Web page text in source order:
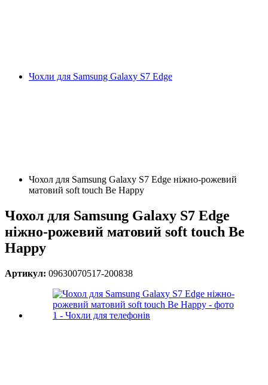
Чохли для Samsung Galaxy S7 Edge
Чохол для Samsung Galaxy S7 Edge ніжно-рожевий
матовий soft touch Be Happy
Чохол для Samsung Galaxy S7 Edge
ніжно-рожевий матовий soft touch Be
Happy
Артикул: 09630070517-200838